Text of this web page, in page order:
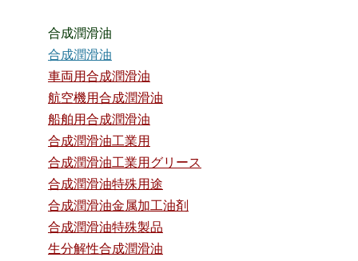
合成潤滑油
合成潤滑油
車両用合成潤滑油
航空機用合成潤滑油
船舶用合成潤滑油
合成潤滑油工業用
合成潤滑油工業用グリース
合成潤滑油特殊用途
合成潤滑油金属加工油剤
合成潤滑油特殊製品
生分解性合成潤滑油